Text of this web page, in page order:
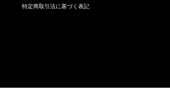
特定商取引法に基づく表記